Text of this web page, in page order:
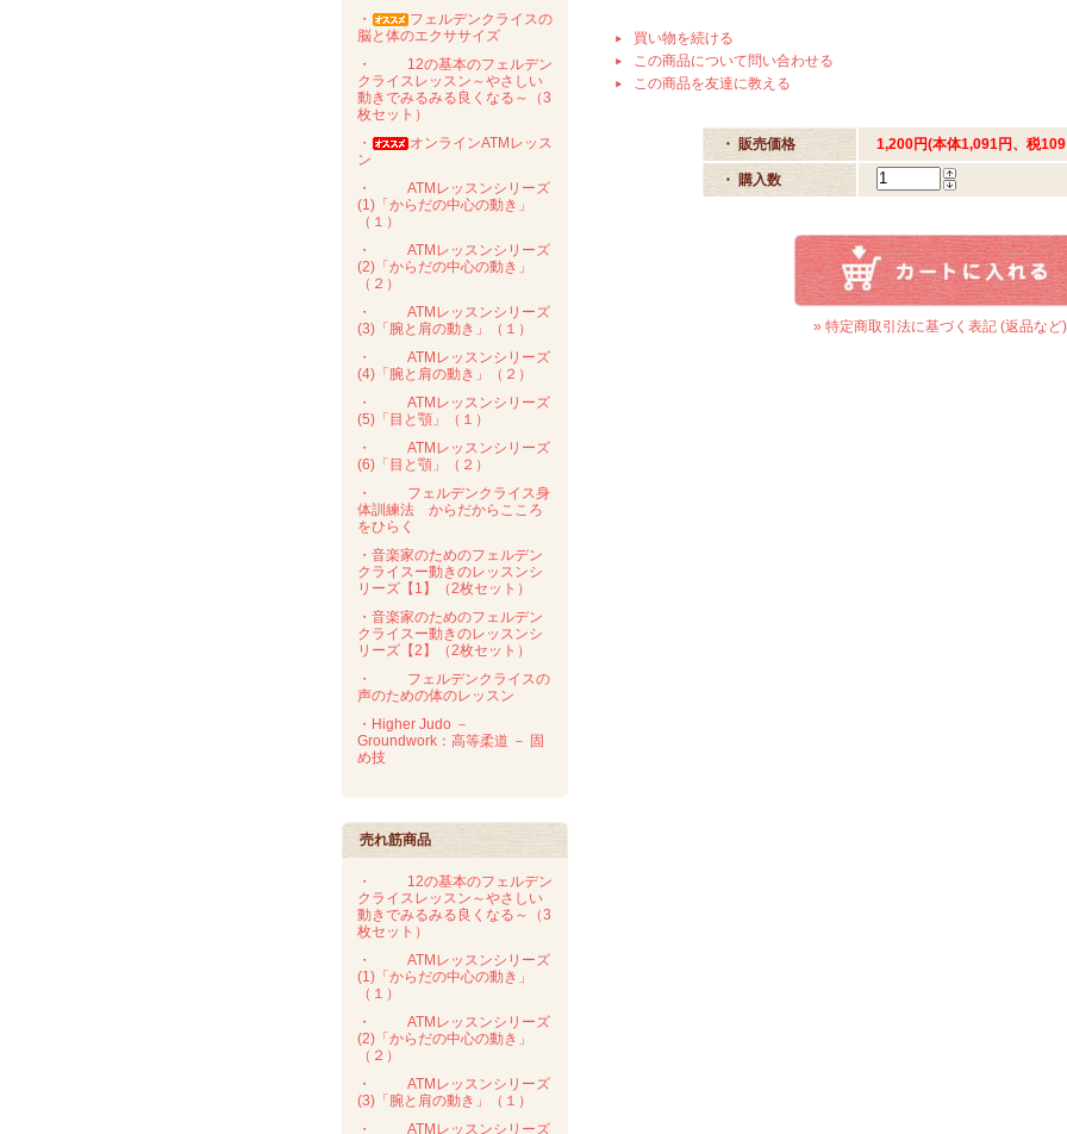
・
フェルデンクライスの
脳と体のエクササイズ
・
12の基本のフェルデン
クライスレッスン～やさしい
動きでみるみる良くなる～（3
枚セット）
・
オンラインATMレッス
ン
・
ATMレッスンシリーズ
(1)「からだの中心の動き」
（１）
・
ATMレッスンシリーズ
(2)「からだの中心の動き」
（２）
・
ATMレッスンシリーズ
(3)「腕と肩の動き」（１）
・
ATMレッスンシリーズ
(4)「腕と肩の動き」（２）
・
ATMレッスンシリーズ
(5)「目と顎」（１）
・
ATMレッスンシリーズ
(6)「目と顎」（２）
・
フェルデンクライス身
体訓練法 からだからこころ
をひらく
・音楽家のためのフェルデン
クライスー動きのレッスンシ
リーズ【1】（2枚セット）
・音楽家のためのフェルデン
クライスー動きのレッスンシ
リーズ【2】（2枚セット）
・
フェルデンクライスの
声のための体のレッスン
・Higher Judo －
Groundwork：高等柔道 － 固
め技
売れ筋商品
・
12の基本のフェルデン
クライスレッスン～やさしい
動きでみるみる良くなる～（3
枚セット）
・
ATMレッスンシリーズ
(1)「からだの中心の動き」
（１）
・
ATMレッスンシリーズ
(2)「からだの中心の動き」
（２）
・
ATMレッスンシリーズ
(3)「腕と肩の動き」（１）
・
ATMレッスンシリーズ
買い物を続ける
この商品について問い合わせる
この商品を友達に教える
・ 販売価格 1,200円(本体1,091円、税
・ 購入数
» 特定商取引法に基づく表記 (返品など)